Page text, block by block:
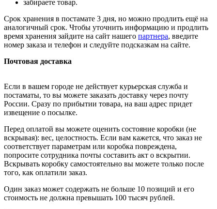
забираете товар.
Срок хранения в постамате 3 дня, но можно продлить ещё на
аналогичный срок. Чтобы уточнить информацию и продлить
время хранения зайдите на сайт нашего партнера, введите
номер заказа и телефон и следуйте подсказкам на сайте.
Почтовая доставка
Если в вашем городе не действует курьерская служба и
постаматы, то вы можете заказать доставку через почту
России. Сразу по прибытии товара, на ваш адрес придет
извещение о посылке.
Перед оплатой вы можете оценить состояние коробки (не
вскрывая): вес, целостность. Если вам кажется, что заказ не
соответствует параметрам или коробка повреждена,
попросите сотрудника почты составить акт о вскрытии.
Вскрывать коробку самостоятельно вы можете только после
того, как оплатили заказ.
Один заказ может содержать не больше 10 позиций и его
стоимость не должна превышать 100 тысяч рублей.